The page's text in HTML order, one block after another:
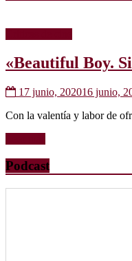
«Beautiful Boy.
17 junio, 202016 junio,
Con la valentía y labor de
Podcast